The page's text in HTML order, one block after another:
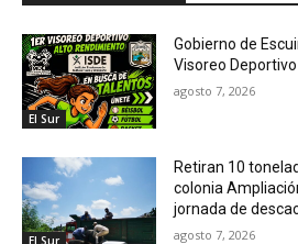
El Sur
Gobierno de
Visoreo
agosto 7, 2026
Retiran 10
colonia
jornada de
agosto 7, 2026